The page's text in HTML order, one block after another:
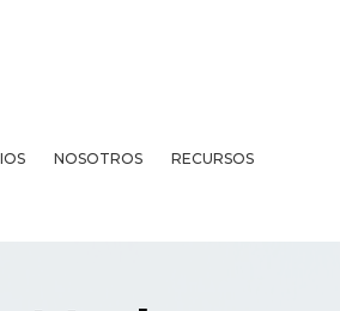
NOSOTROS RECURSOS